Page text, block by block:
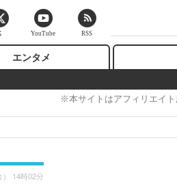
エンタメ
※本サイトはアフィリエイ
） 14時02分
YouTube RSS